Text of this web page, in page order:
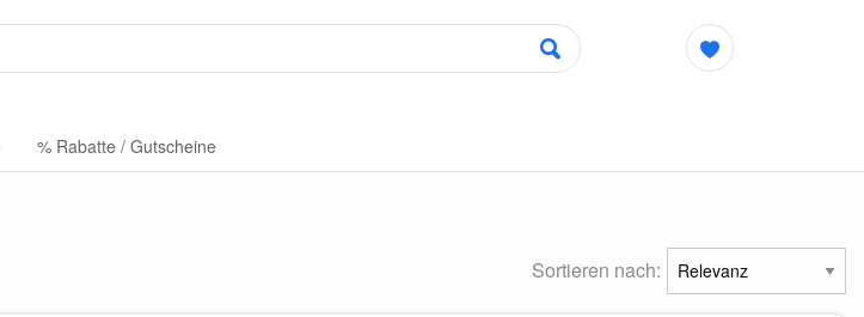
% Rabatte / Gutscheine
Sortieren nach: